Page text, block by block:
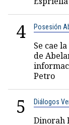
4 Posesión
Se cae
de
Petro
5 Diálogos
Dinorah